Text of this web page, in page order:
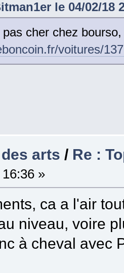
le 04/02/18
cher chez
voitures/
arts / Re :
»
ca a l'air
niveau, voire
à cheval avec